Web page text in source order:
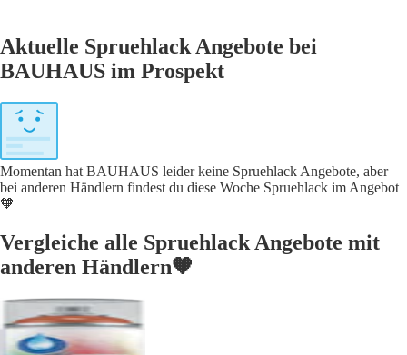
Aktuelle Spruehlack Angebote bei
BAUHAUS im Prospekt
Momentan hat BAUHAUS leider keine Spruehlack Angebote, aber
bei anderen Händlern findest du diese Woche Spruehlack im Angebot
🧡
Vergleiche alle Spruehlack Angebote mit
anderen Händlern🧡